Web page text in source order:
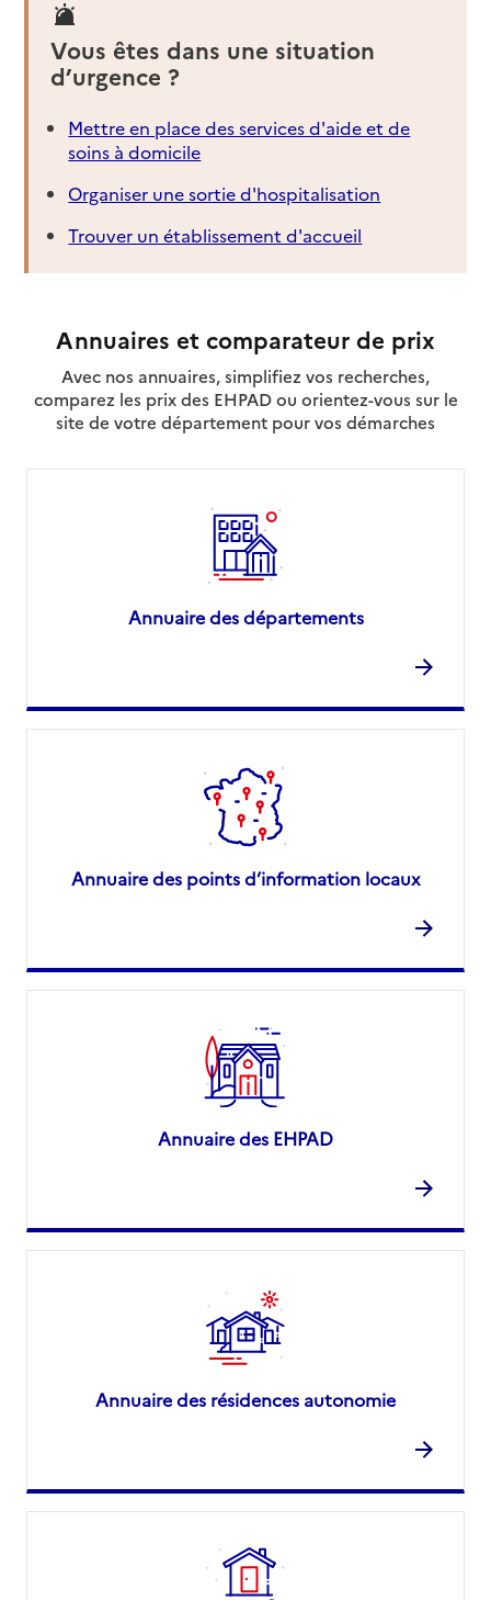
Vous êtes dans une situation
d’urgence ?
Mettre en place des services d'aide et de
soins à domicile
Organiser une sortie d'hospitalisation
Trouver un établissement d'accueil
Annuaires et comparateur de prix
Avec nos annuaires, simplifiez vos recherches,
comparez les prix des EHPAD ou orientez-vous sur le
site de votre département pour vos démarches
Annuaire des départements
Annuaire des points d’information locaux
Annuaire des EHPAD
Annuaire des résidences autonomie